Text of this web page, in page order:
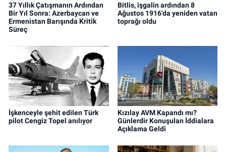
37 Yıllık Çatışmanın Ardından
Bir Yıl Sonra: Azerbaycan ve
Ermenistan Barışında Kritik
Süreç
Bitlis, işgalin ardından 8
Ağustos 1916'da yeniden vatan
toprağı oldu
İşkenceyle şehit edilen Türk
pilot Cengiz Topel anılıyor
Kızılay AVM Kapandı mı?
Günlerdir Konuşulan İddialara
Açıklama Geldi